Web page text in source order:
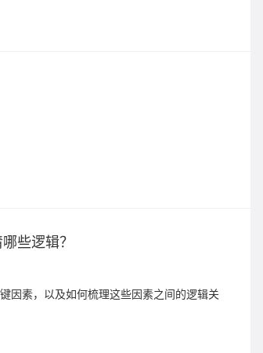
些逻辑？
因素，以及如何梳理这些因素之间的逻辑关